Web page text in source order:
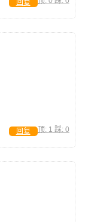
回复
顶: 1 踩: 0
回复